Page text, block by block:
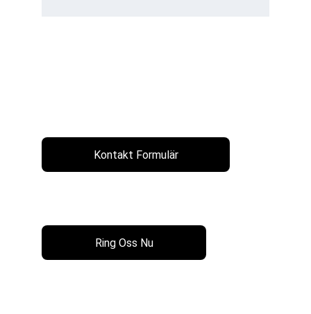
Kontakt Formulär
Ring Oss Nu